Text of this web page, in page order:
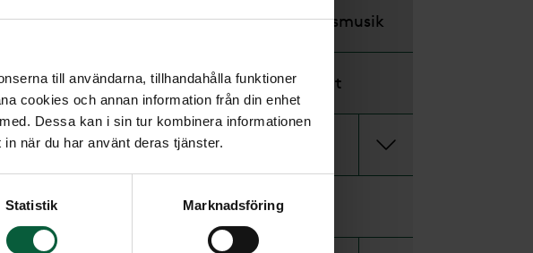
till användarna, tillhandahålla funktioner
cookies och annan information från din enhet
Dessa kan i sin tur kombinera informationen
när du har använt deras tjänster.
Statistik Marknadsföring
Begravningsmusik
Programkort
Efter
Minnessidor